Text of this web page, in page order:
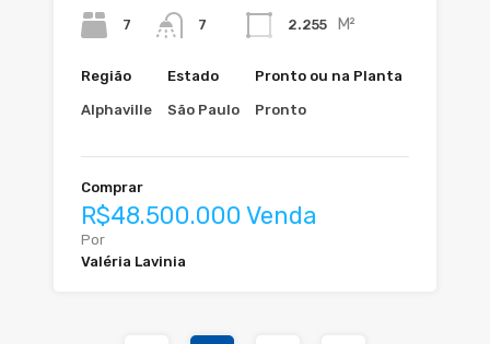
7 7 2.255 M²
Região
Alphaville
Estado
São Paulo
Pronto ou na Planta
Pronto
Comprar
R$48.500.000 Venda
Por
Valéria Lavinia